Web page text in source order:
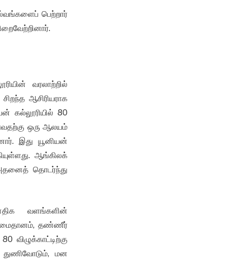
பெற்றார்
வரலாற்றில்
ஆசிரியராக
கல்லூரியில் 80
ஒரு ஆலயம்
இது யூனியன்
ஆங்கிலக்
அதனைத் தொடர்ந்து
வளங்களின்
மைதானம், தண்ணீர்
விழுக்காட்டிற்கு
மன